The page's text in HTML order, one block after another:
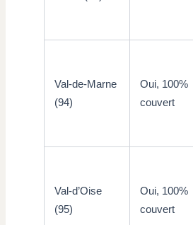
Val-de-Marne
(94)
Oui, 100%
couvert
Val-d’Oise
(95)
Oui, 100%
couvert